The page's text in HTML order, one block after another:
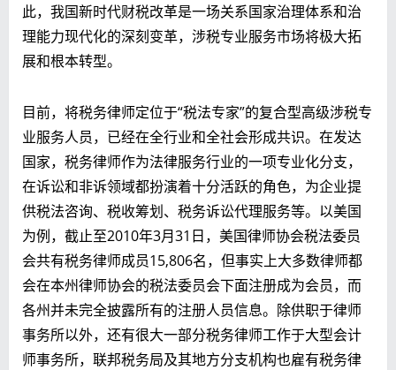
此，我国新时代财税改革是一场关系国家治理体系和治
理能力现代化的深刻变革，涉税专业服务市场将极大拓
展和根本转型。
目前，将税务律师定位于“税法专家”的复合型高级涉税专
业服务人员，已经在全行业和全社会形成共识。在发达
国家，税务律师作为法律服务行业的一项专业化分支，
在诉讼和非诉领域都扮演着十分活跃的角色，为企业提
供税法咨询、税收筹划、税务诉讼代理服务等。以美国
为例，截止至2010年3月31日，美国律师协会税法委员
会共有税务律师成员15,806名，但事实上大多数律师都
会在本州律师协会的税法委员会下面注册成为会员，而
各州并未完全披露所有的注册人员信息。除供职于律师
事务所以外，还有很大一部分税务律师工作于大型会计
师事务所，联邦税务局及其地方分支机构也雇有税务律